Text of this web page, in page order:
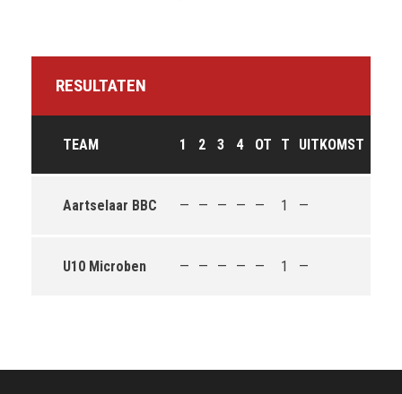
RESULTATEN
TEAM 1 2 3 4 OT T UITKOMST
Aartselaar BBC — — — — — 1 —
U10 Microben — — — — — 1 —